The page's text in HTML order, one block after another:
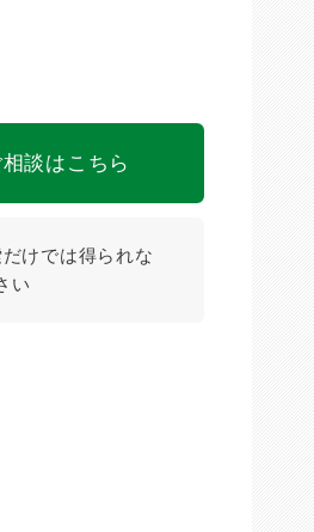
談はこちら
けでは得られな
い